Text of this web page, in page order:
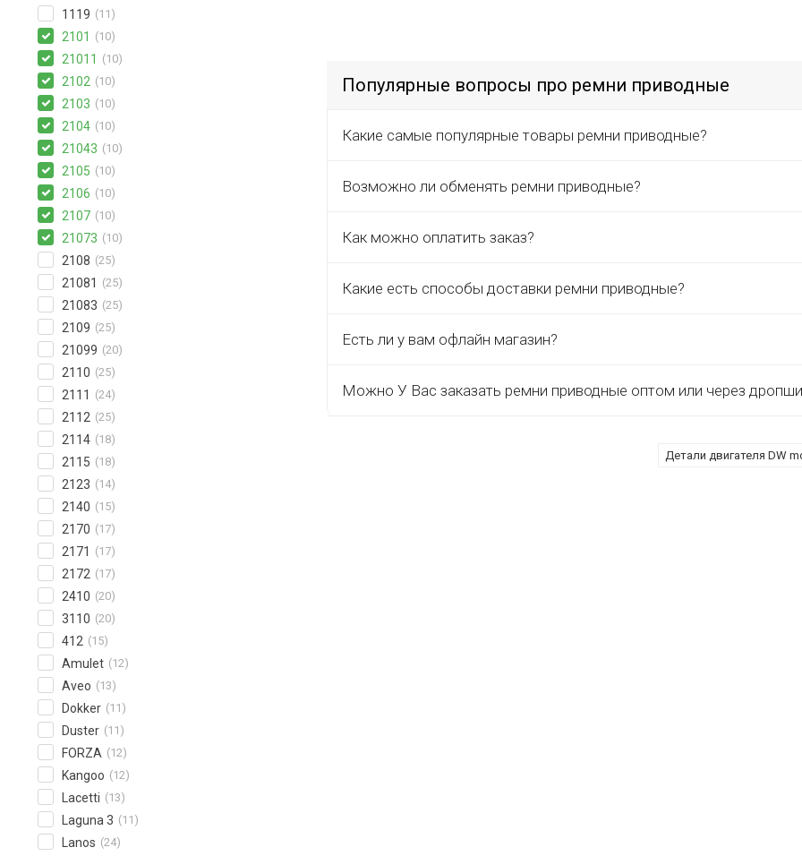
1119 (11)
2101 (10)
21011 (10)
2102 (10)
2103 (10)
2104 (10)
21043 (10)
2105 (10)
2106 (10)
2107 (10)
21073 (10)
2108 (25)
21081 (25)
21083 (25)
2109 (25)
21099 (20)
2110 (25)
2111 (24)
2112 (25)
2114 (18)
2115 (18)
2123 (14)
2140 (15)
2170 (17)
2171 (17)
2172 (17)
2410 (20)
3110 (20)
412 (15)
Amulet (12)
Aveo (13)
Dokker (11)
Duster (11)
FORZA (12)
Kangoo (12)
Lacetti (13)
Laguna 3 (11)
Lanos (24)
Популярные вопросы про ремни приводные
Какие самые популярные товары ремни приводные?
Возможно ли обменять ремни приводные?
Как можно оплатить заказ?
Какие есть способы доставки ремни приводные?
Есть ли у вам офлайн магазин?
Можно У Вас заказать ремни приводные оптом или через
Детали двигателя DW